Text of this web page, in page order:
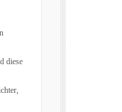
diese